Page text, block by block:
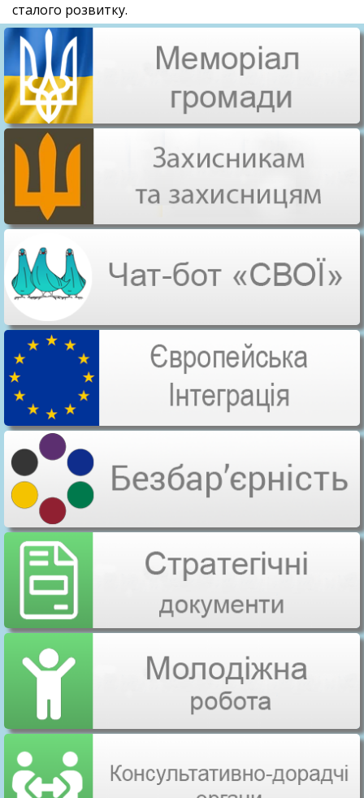
сталого розвитку.